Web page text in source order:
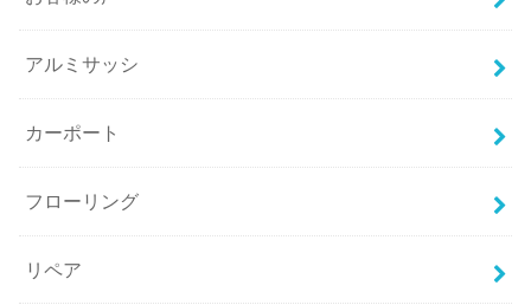
アルミサッシ
カーポート
フローリング
リペア